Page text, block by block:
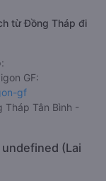
từ Đồng Tháp đi
GF:
gf
Tháp Tân Bình -
(Lai